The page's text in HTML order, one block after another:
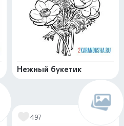
Нежный букетик
497